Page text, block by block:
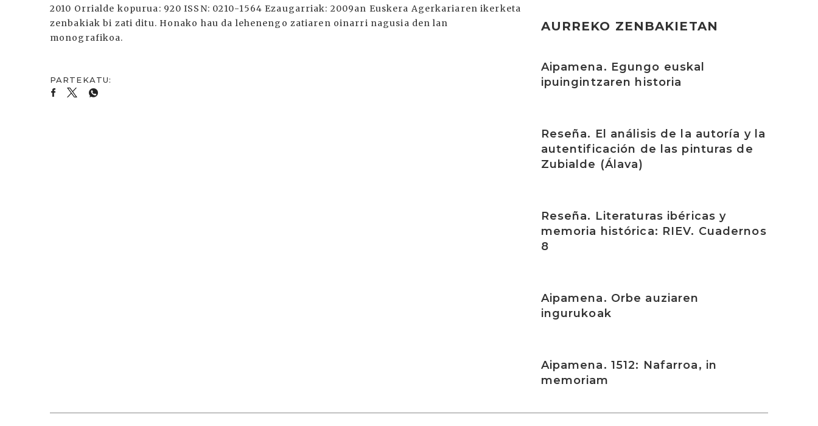
2010 Orrialde kopurua: 920 ISSN: 0210-1564 Ezaugarriak: 2009an Euskera Agerkariaren ikerketa
zenbakiak bi zati ditu. Honako hau da lehenengo zatiaren oinarri nagusia den lan
monografikoa.
AURREKO ZENBAKIETAN
Aipamena. Egungo euskal
ipuingintzaren historia
Reseña. El análisis de la autoría y la
autentificación de las pinturas de
Zubialde (Álava)
Reseña. Literaturas ibéricas y
memoria histórica: RIEV. Cuadernos
8
Aipamena. Orbe auziaren
ingurukoak
Aipamena. 1512: Nafarroa, in
memoriam